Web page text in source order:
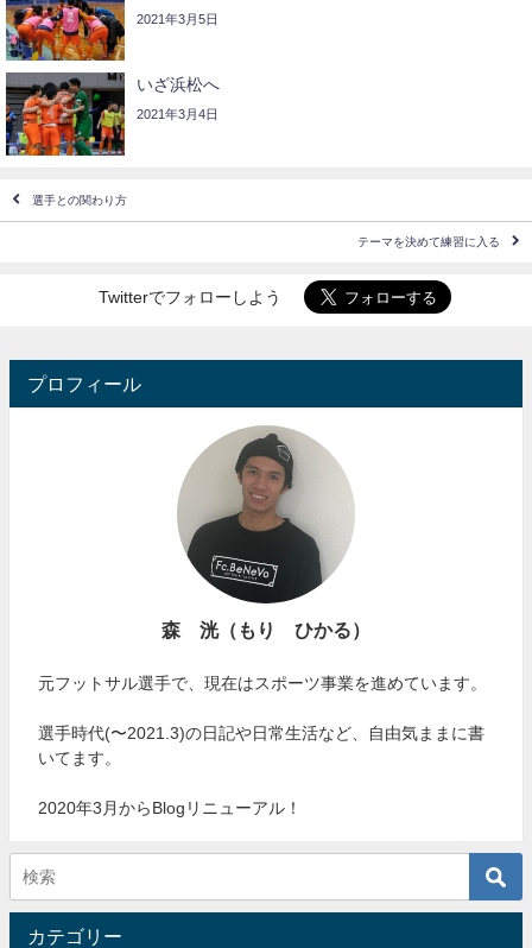
2021年3月5日
いざ浜松へ
2021年3月4日
選手との関わり方
テーマを決めて練習に入る
Twitterでフォローしよう
プロフィール
森 洸（もり ひかる）
元フットサル選手で、現在はスポーツ事業を進めています。
選手時代(〜2021.3)の日記や日常生活など、自由気ままに書
いてます。
2020年3月からBlogリニューアル！
カテゴリー